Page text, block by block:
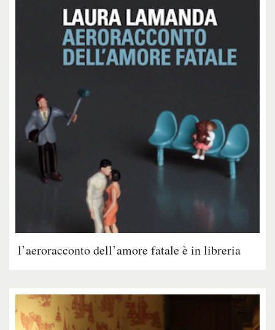
l’aeroracconto dell’amore fatale è in libreria